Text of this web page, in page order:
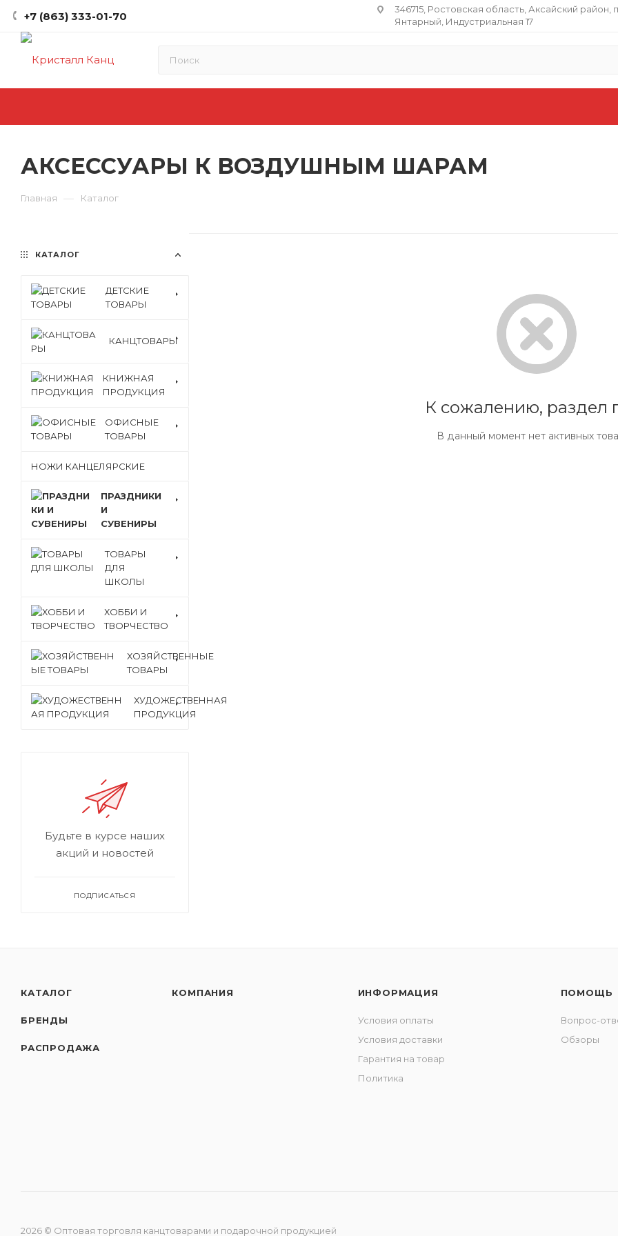
+7 (863) 333-01-70
346715, Ростовская область​, Аксайский район,
Янтарный, Индустриальная 17
АКСЕССУАРЫ К ВОЗДУШНЫМ ШАРАМ
Главная — Каталог
К сожалению, раздел
В данный момент нет активных
КАТАЛОГ
ДЕТСКИЕ
ТОВАРЫ
КАНЦТОВАРЫ
КНИЖНАЯ
ПРОДУКЦИЯ
ОФИСНЫЕ
ТОВАРЫ
НОЖИ КАНЦЕЛЯРСКИЕ
ПРАЗДНИКИ
И
СУВЕНИРЫ
ТОВАРЫ
ДЛЯ
ШКОЛЫ
ХОББИ И
ТВОРЧЕСТВО
ХОЗЯЙСТВЕННЫЕ
ТОВАРЫ
ХУДОЖЕСТВЕННАЯ
ПРОДУКЦИЯ
Будьте в курсе наших
акций и новостей
ПОДПИСАТЬСЯ
КАТАЛОГ
БРЕНДЫ
РАСПРОДАЖА
КОМПАНИЯ ИНФОРМАЦИЯ
Условия оплаты
Условия доставки
Гарантия на товар
Политика
ПОМОЩЬ
Вопрос-
Обзоры
2026 © Оптовая торговля канцтоварами и подарочной продукцией